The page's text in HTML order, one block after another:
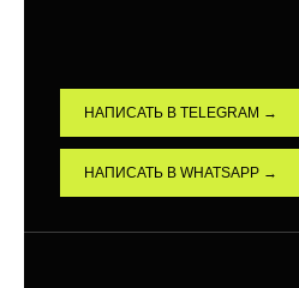
НАПИСАТЬ В TELEGRAM →
НАПИСАТЬ В WHATSAPP →